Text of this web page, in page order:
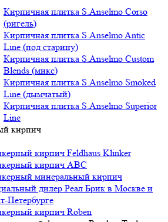
Кирпичная плитка S.Anselmo Corso
(ригель)
Кирпичная плитка S.Anselmo Antic
Line (под старину)
Кирпичная плитка S.Anselmo Custom
Blends (микс)
Кирпичная плитка S.Anselmo Smoked
Line (дымчатый)
Кирпичная плитка S.Anselmo Superior
Line
кирпич
кирпич Feldhaus Klinker
кирпич ABC
минеральный кирпич
дилер Реал Брик в Москве и
Петербурге
кирпич Roben